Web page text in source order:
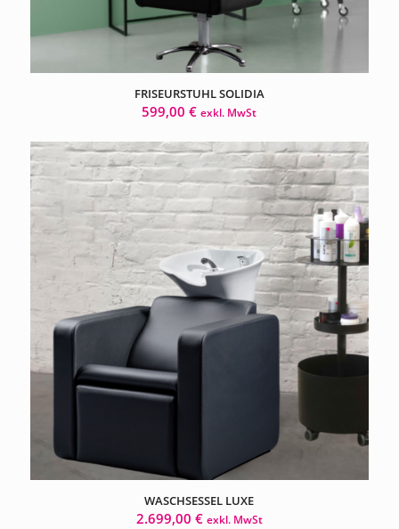
FRISEURSTUHL SOLIDIA
599,00€ exkl. MwSt
WASCHSESSEL LUXE
2.699,00 € exkl. MwSt